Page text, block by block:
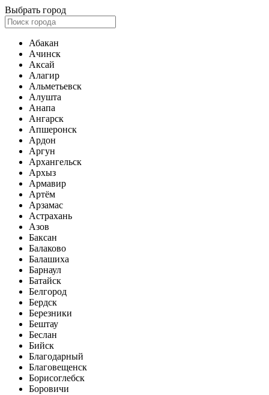
Выбрать город
Абакан
Ачинск
Аксай
Алагир
Альметьевск
Алушта
Анапа
Ангарск
Апшеронск
Ардон
Аргун
Архангельск
Архыз
Армавир
Артём
Арзамас
Астрахань
Азов
Баксан
Балаково
Балашиха
Барнаул
Батайск
Белгород
Бердск
Березники
Бештау
Беслан
Бийск
Благодарный
Благовещенск
Борисоглебск
Боровичи